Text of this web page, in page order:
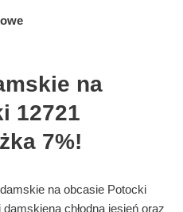
na
12721
7%!
na obcasie Potocki
chłodną jesień oraz